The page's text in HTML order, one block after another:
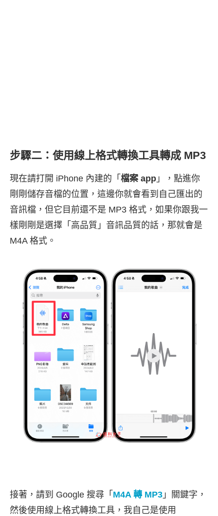
步驟二：使用線上格式轉換工具轉成 MP3
現在請打開 iPhone 內建的「 檔案 app 」，點進你
剛剛儲存音檔的位置，這邊你就會看到自己匯出的
音訊檔，但它目前還不是 MP3 格式，如果你跟我一
樣剛剛是選擇「高品質」音訊品質的話，那就會是
M4A 格式。
接著，請到 Google 搜尋「 M4A 轉 MP3 」關鍵字，
然後使用線上格式轉換工具，我自己是使用